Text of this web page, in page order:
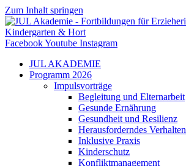
Zum Inhalt springen
FacebookYoutube Instagram
JUL AKADEMIE
Programm 2026
Impulsvorträge
Begleitung und Elternarbeit
Gesunde Ernährung
Gesundheit und Resilienz
Herausforderndes Verhalten
Inklusive Praxis
Kinderschutz
Konfliktmanagement